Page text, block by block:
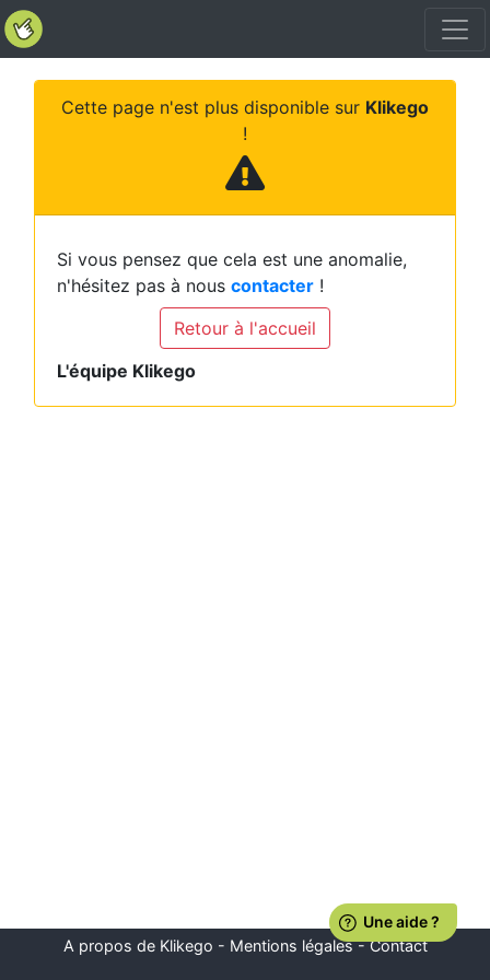
Cette page n'est plus disponible sur Klikego
!
Si vous pensez que cela est une anomalie,
n'hésitez pas à nous contacter !
Retour à l'accueil
L'équipe Klikego
A propos de Klikego - Mentions légales-Contact